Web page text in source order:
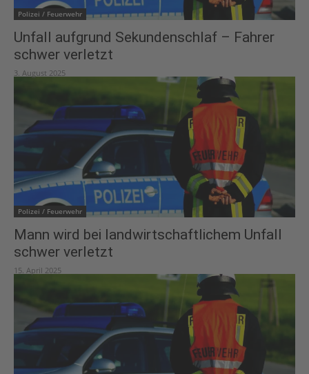
Polizei / Feuerwehr
Unfall aufgrund Sekundenschlaf – Fahrer
schwer verletzt
3. August 2025
Polizei / Feuerwehr
Mann wird bei landwirtschaftlichem Unfall
schwer verletzt
15. April 2025